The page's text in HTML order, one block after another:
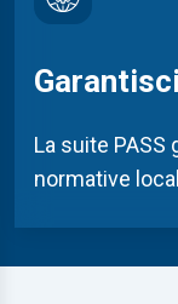
La suite PASS
normative